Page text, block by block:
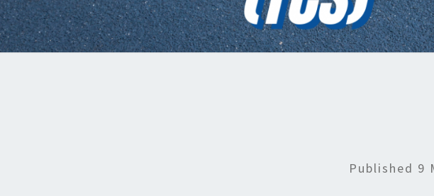
Published 9